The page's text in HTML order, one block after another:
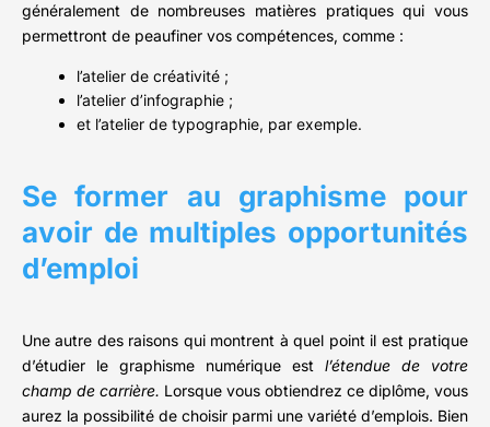
généralement de nombreuses matières pratiques qui vous
permettront de peaufiner vos compétences, comme :
l’atelier de créativité ;
l’atelier d’infographie ;
et l’atelier de typographie, par exemple.
Se former au graphisme pour
avoir de multiples opportunités
d’emploi
Une autre des raisons qui montrent à quel point il est pratique
d’étudier le graphisme numérique est l’étendue de votre
champ de carrière. Lorsque vous obtiendrez ce diplôme, vous
aurez la possibilité de choisir parmi une variété d’emplois. Bien